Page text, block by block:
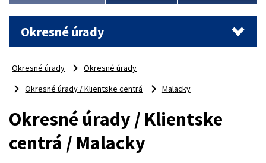
Okresné úrady
Okresné úrady
Okresné úrady
Okresné úrady / Klientske centrá
Malacky
Okresné úrady / Klientske
centrá / Malacky